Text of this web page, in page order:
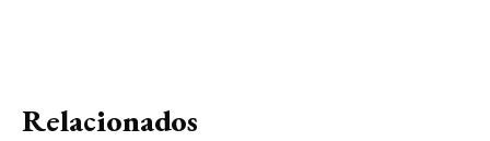
Relacionados